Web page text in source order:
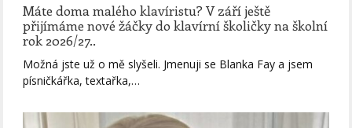
Máte doma malého klavíristu? V září ještě
přijímáme nové žáčky do klavírní školičky na školní
rok 2026/27..
Možná jste už o mě slyšeli. Jmenuji se Blanka Fay a jsem
písničkářka, textařka,…